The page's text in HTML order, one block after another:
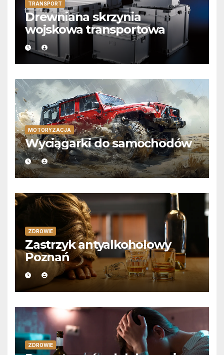
TRANSPORT
Drewniana skrzynia
wojskowa transportowa
MOTORYZACJA
Wyciągarki do samochodów
ZDROWIE
Zastrzyk antyalkoholowy
Poznań
ZDROWIE